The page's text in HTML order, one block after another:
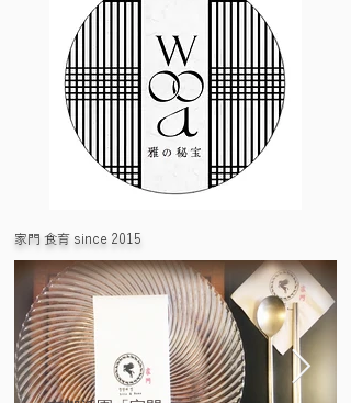
家門 食育 since 2015